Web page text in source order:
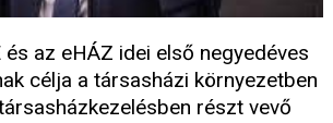
és az eHÁZ idei első negyedéves
célja a társasházi környezetben
részt vevő